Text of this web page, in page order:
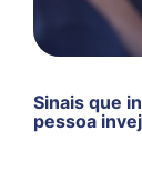
Sinais que
pessoa